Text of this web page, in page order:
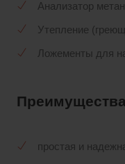
Анализатор
Утепление
Ложементы для
простая и